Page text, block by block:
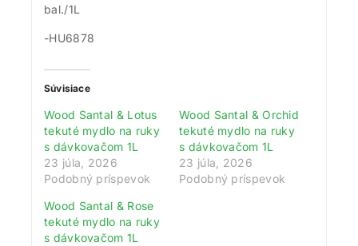
bal./1L
-HU6878
Súvisiace
Wood Santal & Lotus
tekuté mydlo na ruky
s dávkovačom 1L
23 júla, 2026
Podobný príspevok
Wood Santal & Orchid
tekuté mydlo na ruky
s dávkovačom 1L
23 júla, 2026
Podobný príspevok
Wood Santal & Rose
tekuté mydlo na ruky
s dávkovačom 1L